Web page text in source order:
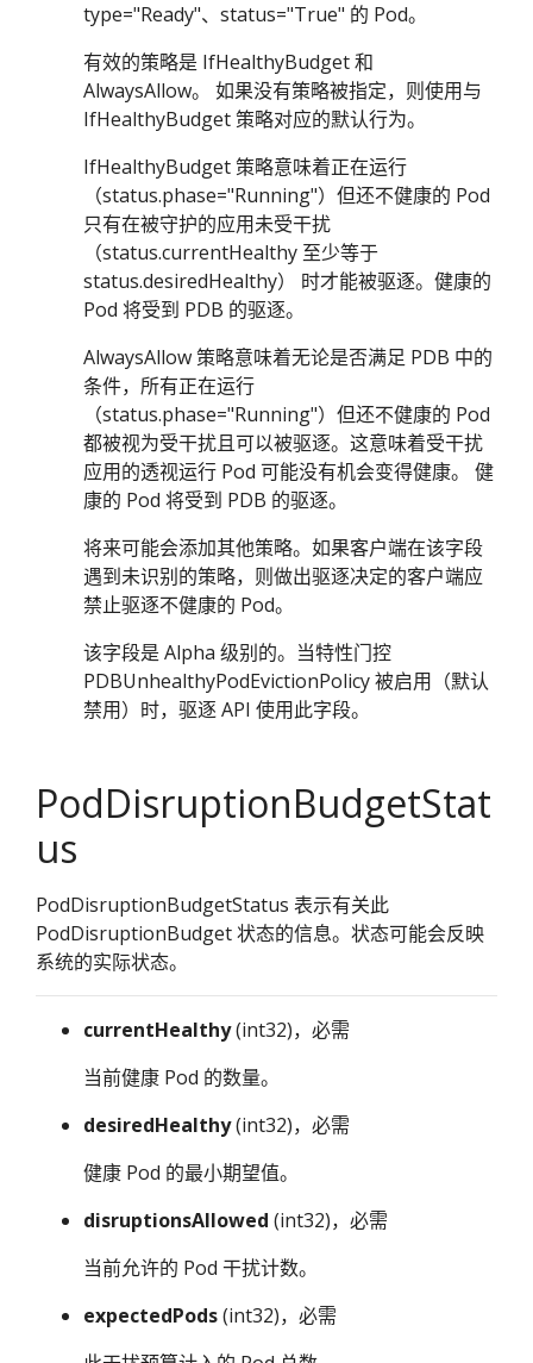
type="Ready"、status="True" 的 Pod。
有效的策略是 IfHealthyBudget 和
AlwaysAllow。 如果没有策略被指定，则使用与
IfHealthyBudget 策略对应的默认行为。
IfHealthyBudget 策略意味着正在运行
（status.phase="Running"）但还不健康的 Pod
只有在被守护的应用未受干扰
（status.currentHealthy 至少等于
status.desiredHealthy） 时才能被驱逐。健康的
Pod 将受到 PDB 的驱逐。
AlwaysAllow 策略意味着无论是否满足 PDB 中的
条件，所有正在运行
（status.phase="Running"）但还不健康的 Pod
都被视为受干扰且可以被驱逐。这意味着受干扰
应用的透视运行 Pod 可能没有机会变得健康。 健
康的 Pod 将受到 PDB 的驱逐。
将来可能会添加其他策略。如果客户端在该字段
遇到未识别的策略，则做出驱逐决定的客户端应
禁止驱逐不健康的 Pod。
该字段是 Alpha 级别的。当特性门控
PDBUnhealthyPodEvictionPolicy 被启用（默认
禁用）时，驱逐 API 使用此字段。
PodDisruptionBudgetStat
us
PodDisruptionBudgetStatus 表示有关此
PodDisruptionBudget 状态的信息。状态可能会反映
系统的实际状态。
currentHealthy(int32)，必需
当前健康 Pod 的数量。
desiredHealthy(int32)，必需
健康 Pod 的最小期望值。
disruptionsAllowed (int32)，必需
当前允许的 Pod 干扰计数。
expectedPods(int32)，必需